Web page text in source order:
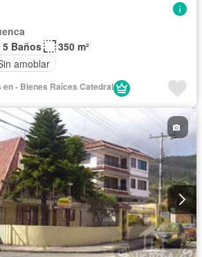
5 Baños
350 m²
amoblar
en - Bienes Raíces Catedral